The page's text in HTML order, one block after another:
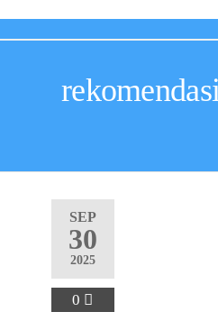
SEP
30
2025
0